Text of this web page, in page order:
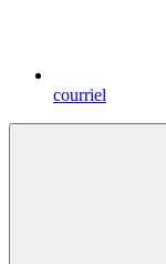
courriel